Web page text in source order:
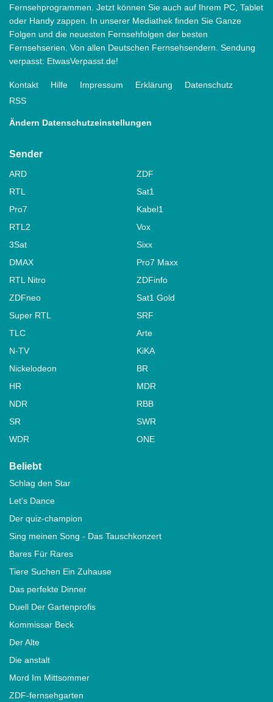
Fernsehprogrammen. Jetzt können Sie auch auf Ihrem PC, Tablet
oder Handy zappen. In unserer Mediathek finden Sie Ganze
Folgen und die neuesten Fernsehfolgen der besten
Fernsehserien. Von allen Deutschen Fernsehsendern. Sendung
verpasst: EtwasVerpasst.de!
Kontakt Hilfe Impressum Erklärung
Datenschutz
RSS
Ändern Datenschutzeinstellungen
Sender
ARD
ZDF
RTL
Sat1
Pro7
Kabel1
RTL2
Vox
3Sat
Sixx
DMAX
Pro7 Maxx
RTL Nitro
ZDFinfo
ZDFneo
Sat1 Gold
Super RTL
SRF
TLC
Arte
N-TV
KiKA
Nickelodeon
BR
HR
MDR
NDR
RBB
SR
SWR
WDR
ONE
Beliebt
Schlag den Star
Let's Dance
Der quiz-champion
Sing meinen Song - Das Tauschkonzert
Bares Für Rares
Tiere Suchen Ein Zuhause
Das perfekte Dinner
Duell Der Gartenprofis
Kommissar Beck
Der Alte
Die anstalt
Mord Im Mittsommer
ZDF-fernsehgarten